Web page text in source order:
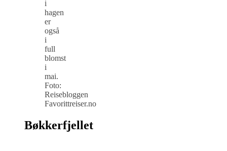
i
hagen
er
også
i
full
blomst
i
mai.
Foto:
Reisebloggen
Favorittreiser.no
Bøkkerfjellet